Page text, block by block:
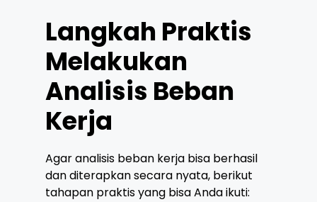
Langkah Praktis
Melakukan
Analisis Beban
Kerja
Agar analisis beban kerja bisa berhasil
dan diterapkan secara nyata, berikut
tahapan praktis yang bisa Anda ikuti: